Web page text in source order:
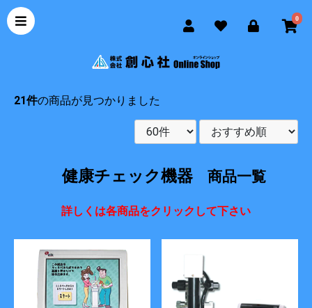
0
21件の商品が見つかりました
健康チェック機器商品一覧
詳しくは各商品をクリックして下さい